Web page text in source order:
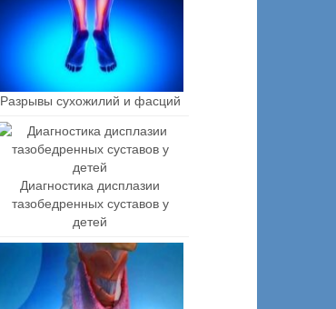
Разрывы сухожилий и фасций
Диагностика дисплазии
тазобедренных суставов у
детей